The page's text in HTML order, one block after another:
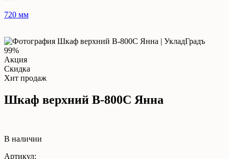
720 мм
99%
Акция
Скидка
Хит продаж
Шкаф верхний В-800С Янна
В наличии
Артикул: